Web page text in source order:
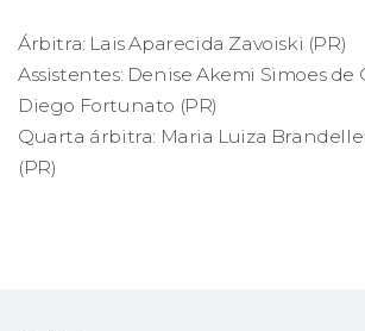
Árbitra: Lais Aparecida Zavoiski (PR)
Assistentes: Denise Akemi Simoes de
Diego Fortunato (PR)
Quarta árbitra: Maria Luiza
(PR)